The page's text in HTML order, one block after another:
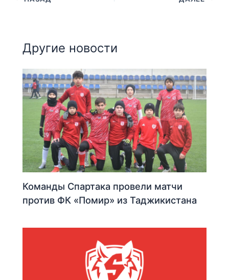
Другие новости
Команды Спартака провели матчи
против ФК «Помир» из Таджикистана